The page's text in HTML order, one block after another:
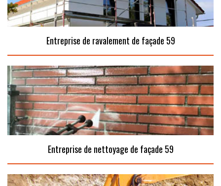
Entreprise de ravalement de façade 59
Entreprise de nettoyage de façade 59